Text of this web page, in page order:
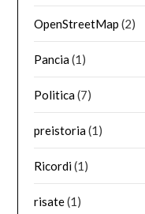
OpenStreetMap (2)
Pancia(1)
Politica(7)
preistoria(1)
Ricordi(1)
risate(1)